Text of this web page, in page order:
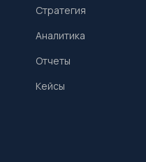
Стратегия
Аналитика
Отчеты
Кейсы